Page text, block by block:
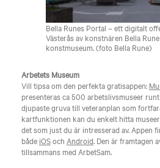
Bella Runes Portal – ett digitalt
Västerås av konstnären Bella
konstmuseum. (foto Bella Rune)
Arbetets Museum
Vill tipsa om den perfekta gratisappen:
presenteras ca 500 arbetslivsmuseer
djupaste gruva till veteranplan som
kartfunktionen kan du enkelt hitta
det som just du är intresserad av. Appen
både iOSoch Android. Den är framtagen
tillsammans med ArbetSam.